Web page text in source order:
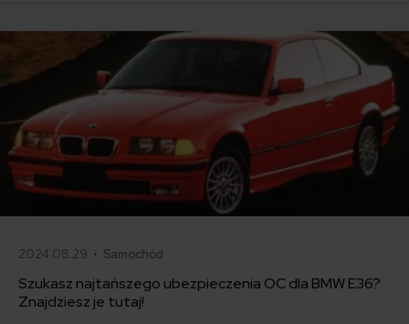
2024.08.29 • Samochód
Szukasz najtańszego ubezpieczenia OC dla BMW E36?
Znajdziesz je tutaj!